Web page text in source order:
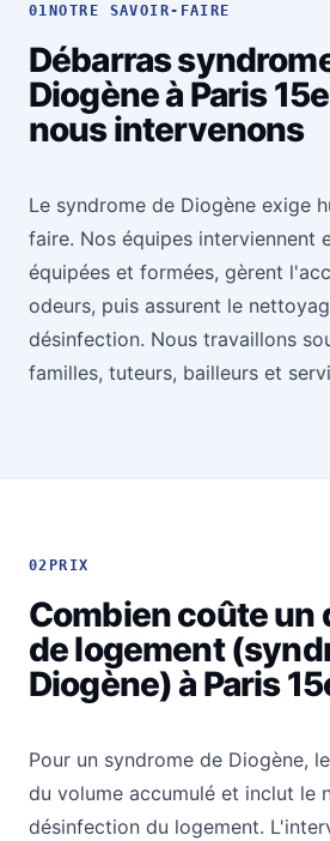
01 NOTRE SAVOIR-FAIRE
Débarras
Diogène à Paris
nous intervenons
Le syndrome de Diogène exige
faire. Nos équipes interviennent
équipées et formées, gèrent
odeurs, puis assurent le
désinfection. Nous travaillons
familles, tuteurs, bailleurs et
02 PRIX
Combien coûte un
de logement
Diogène) à Paris
Pour un syndrome de Diogène,
du volume accumulé et inclut le
désinfection du logement.